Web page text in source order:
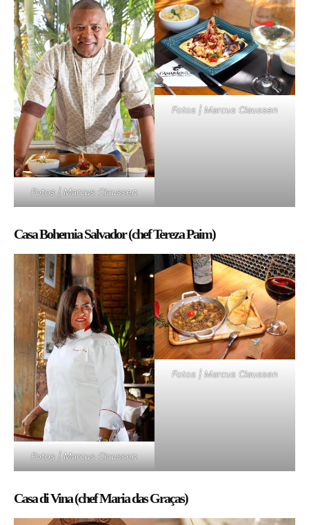
Fotos | Marcus Claussen
Fotos | Marcus Claussen
Casa Bohemia Salvador (chef Tereza Paim)
Fotos | Marcus Claussen
Fotos | Marcus Claussen
Casa di Vina (chef Maria das Graças)